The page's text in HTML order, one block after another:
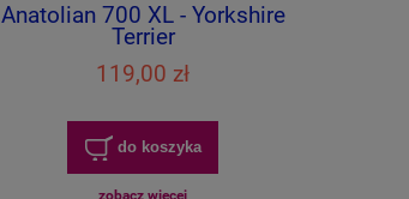
Anatolian 700 XL - Yorkshire
Terrier
119,00 zł
do koszyka
zobacz więcej